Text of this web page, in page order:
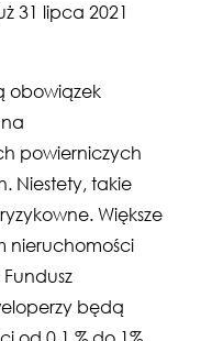
31 lipca 2021
obowiązek
powierniczych
Niestety, takie
Większe
nieruchomości
będą